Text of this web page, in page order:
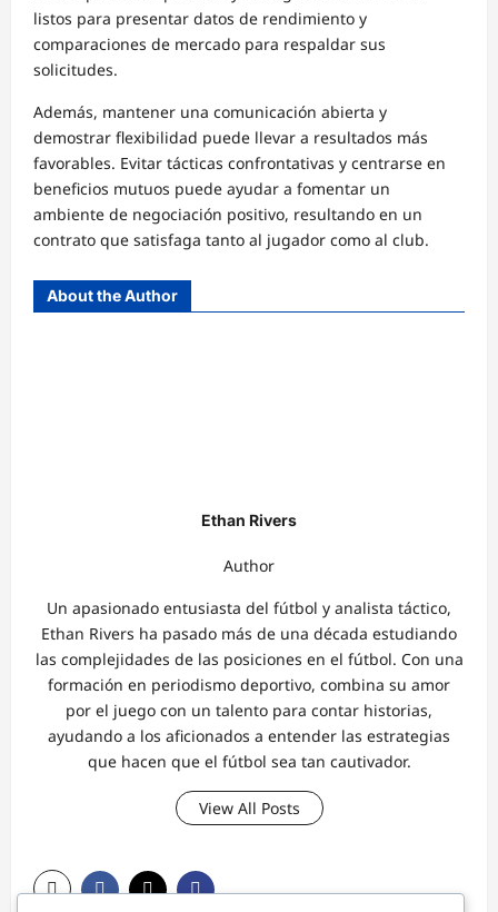
listos para presentar datos de rendimiento y
comparaciones de mercado para respaldar sus
solicitudes.
Además, mantener una comunicación abierta y
demostrar flexibilidad puede llevar a resultados más
favorables. Evitar tácticas confrontativas y centrarse en
beneficios mutuos puede ayudar a fomentar un
ambiente de negociación positivo, resultando en un
contrato que satisfaga tanto al jugador como al club.
About the Author
Ethan Rivers
Author
Un apasionado entusiasta del fútbol y analista táctico,
Ethan Rivers ha pasado más de una década estudiando
las complejidades de las posiciones en el fútbol. Con una
formación en periodismo deportivo, combina su amor
por el juego con un talento para contar historias,
ayudando a los aficionados a entender las estrategias
que hacen que el fútbol sea tan cautivador.
View All Posts